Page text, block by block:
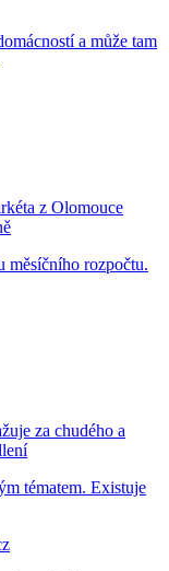
a může tam
z Olomouce
měsíčního rozpočtu.
za chudého a
tématem. Existuje